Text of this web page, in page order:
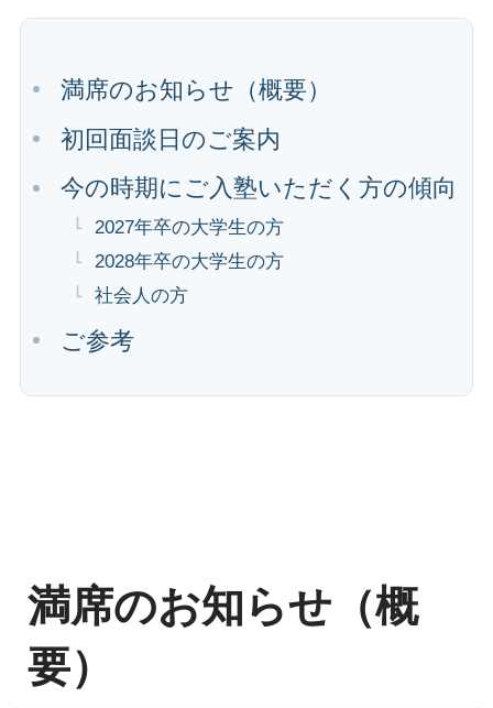
満席のお知らせ（概要）
初回面談日のご案内
今の時期にご入塾いただく方の傾向
2027年卒の大学生の方
2028年卒の大学生の方
社会人の方
ご参考
満席のお知らせ（概
要）